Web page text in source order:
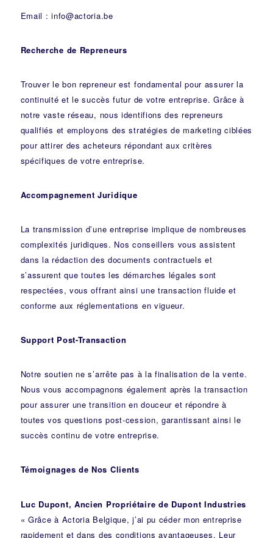
Email : info@actoria.be
Recherche de Repreneurs
Trouver le bon repreneur est fondamental pour assurer la
continuité et le succès futur de votre entreprise. Grâce à
notre vaste réseau, nous identifions des repreneurs
qualifiés et employons des stratégies de marketing ciblées
pour attirer des acheteurs répondant aux critères
spécifiques de votre entreprise.
Accompagnement Juridique
La transmission d’une entreprise implique de nombreuses
complexités juridiques. Nosconseillers vous assistent
dans la rédaction des documents contractuels et
s’assurent que toutes les démarches légales sont
respectées, vous offrant ainsi une transaction fluide et
conforme aux réglementations en vigueur.
Support Post-Transaction
Notre soutien ne s’arrête pas à la finalisation de la vente.
Nous vous accompagnons également après la transaction
pour assurer une transition en douceur et répondre à
toutes vos questions post-cession, garantissant ainsi le
succès continu de votre entreprise.
Témoignages de Nos Clients
Luc Dupont, Ancien Propriétaire de Dupont Industries
« Grâce à Actoria Belgique, j’ai pu céder mon entreprise
rapidement et dans des conditions avantageuses. Leur